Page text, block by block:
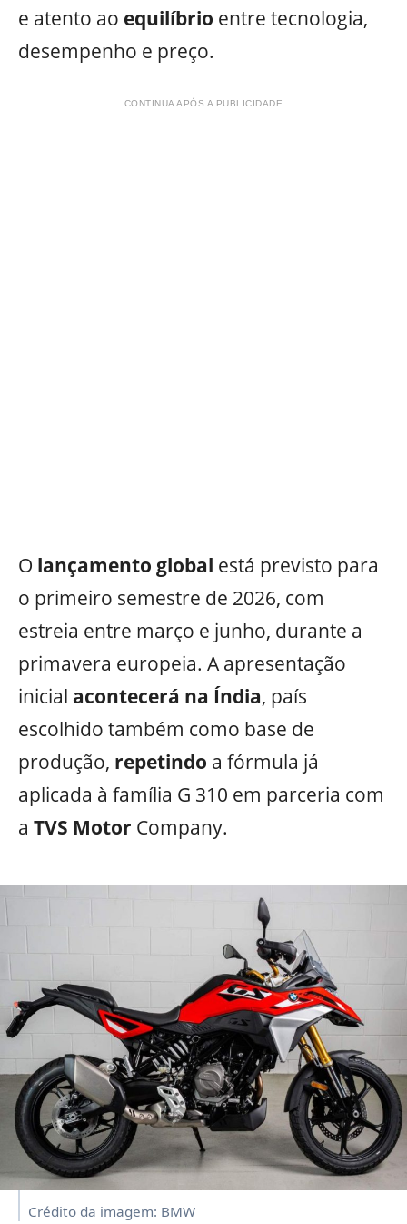
e atento ao equilíbrio entre tecnologia,
desempenho e preço.
CONTINUA APÓS A PUBLICIDADE
O lançamento global está previsto para
o primeiro semestre de 2026, com
estreia entre março e junho, durante a
primavera europeia. A apresentação
inicial acontecerá na Índia, país
escolhido também como base de
produção, repetindo a fórmula já
aplicada à família G 310 em parceria com
a TVS Motor Company.
Crédito da imagem: BMW